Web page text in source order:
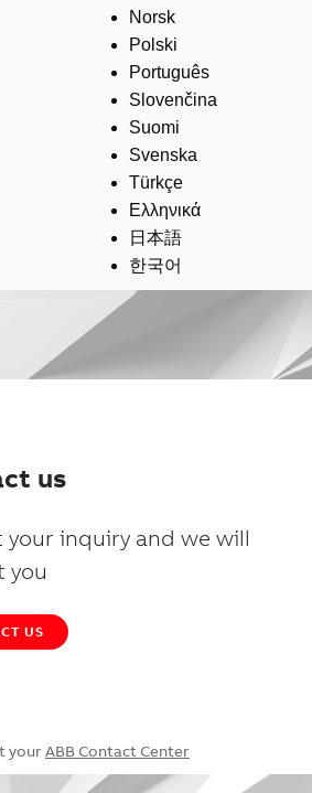
Norsk
Polski
Português
Slovenčina
Suomi
Svenska
Türkçe
Ελληνικά
日本語
한국어
us
your inquiry and we will
you
US
your ABB Contact Center